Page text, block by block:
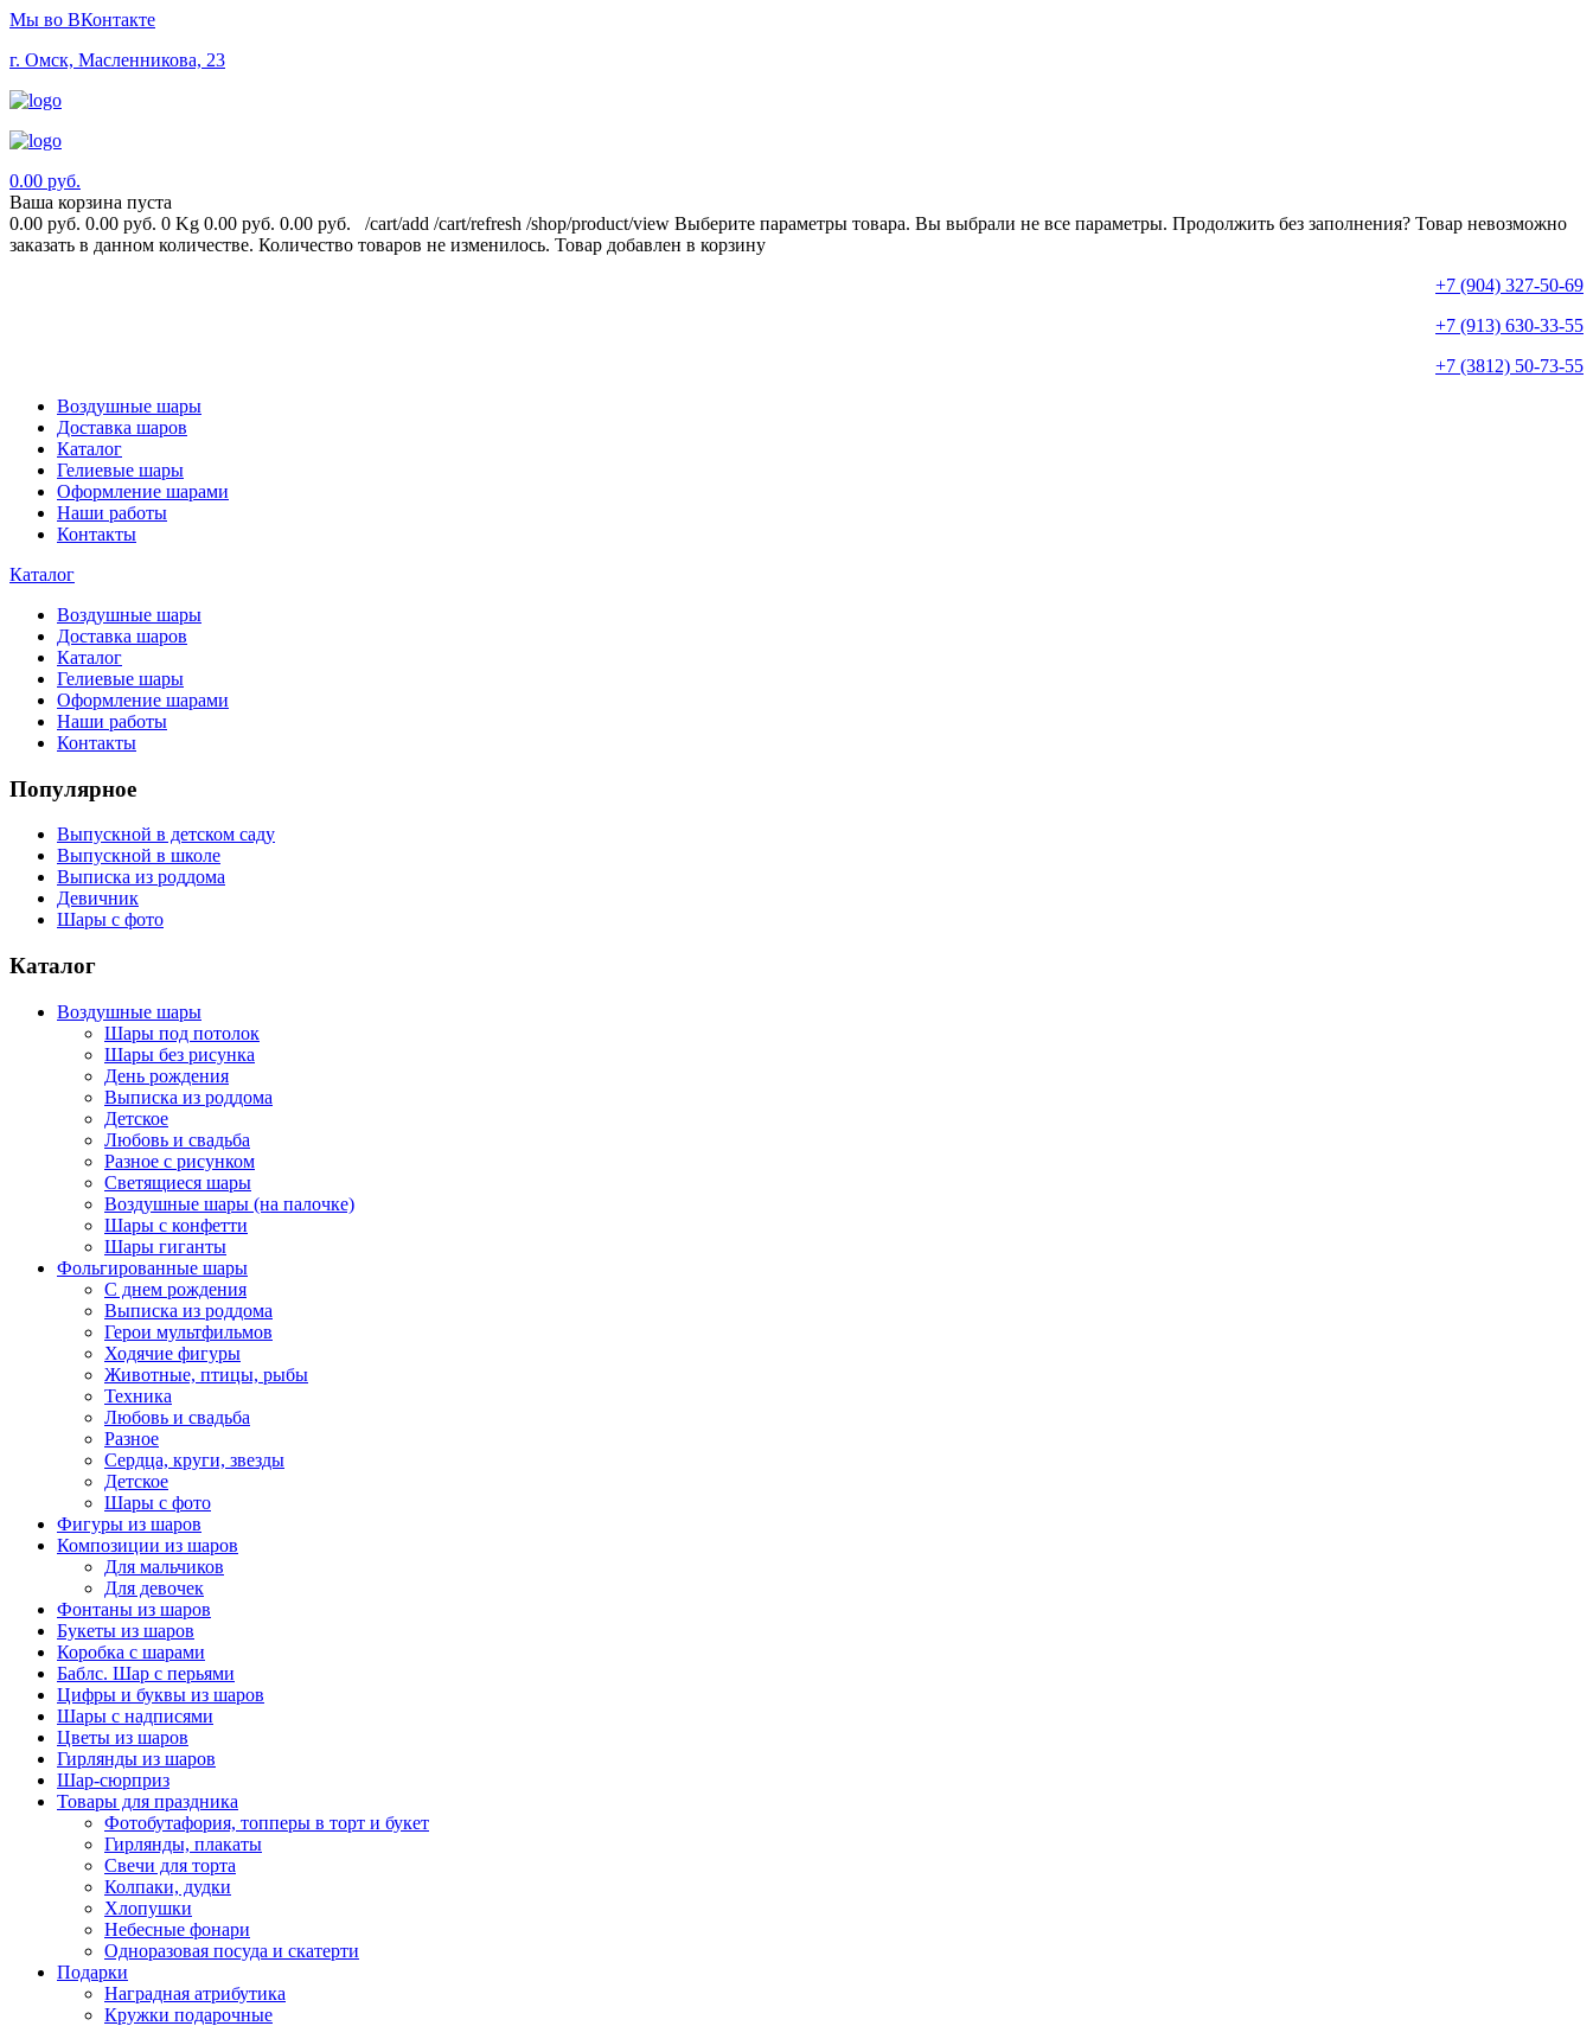
Мы во ВКонтакте
г. Омск, Масленникова, 23
0.00 руб.
Ваша корзина пуста
0.00 руб. 0.00 руб. 0 Kg 0.00 руб. 0.00 руб. /cart/add /cart/refresh /shop/product/view Выберите параметры товара. Вы выбрали не все параметры. Продолжить без заполнения? Товар невозможно
заказать в данном количестве. Количество товаров не изменилось. Товар добавлен в корзину
+7 (904) 327-50-69
+7 (913) 630-33-55
+7 (3812) 50-73-55
Воздушные шары
Доставка шаров
Каталог
Гелиевые шары
Оформление шарами
Наши работы
Контакты
Каталог
Воздушные шары
Доставка шаров
Каталог
Гелиевые шары
Оформление шарами
Наши работы
Контакты
Популярное
Выпускной в детском саду
Выпускной в школе
Выписка из роддома
Девичник
Шары с фото
Каталог
Воздушные шары
Шары под потолок
Шары без рисунка
День рождения
Выписка из роддома
Детское
Любовь и свадьба
Разное с рисунком
Светящиеся шары
Воздушные шары (на палочке)
Шары с конфетти
Шары гиганты
Фольгированные шары
С днем рождения
Выписка из роддома
Герои мультфильмов
Ходячие фигуры
Животные, птицы, рыбы
Техника
Любовь и свадьба
Разное
Сердца, круги, звезды
Детское
Шары с фото
Фигуры из шаров
Композиции из шаров
Для мальчиков
Для девочек
Фонтаны из шаров
Букеты из шаров
Коробка с шарами
Баблс. Шар с перьями
Цифры и буквы из шаров
Шары с надписями
Цветы из шаров
Гирлянды из шаров
Шар-сюрприз
Товары для праздника
Фотобутафория, топперы в торт и букет
Гирлянды, плакаты
Свечи для торта
Колпаки, дудки
Хлопушки
Небесные фонари
Одноразовая посуда и скатерти
Подарки
Наградная атрибутика
Кружки подарочные